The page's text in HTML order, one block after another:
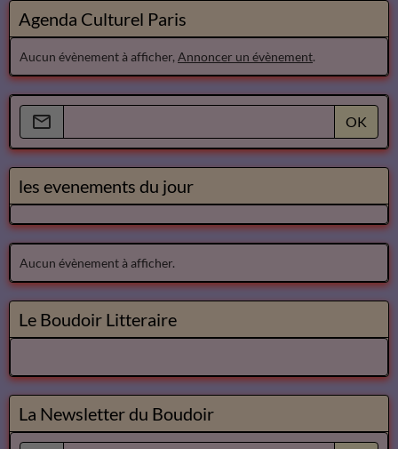
Agenda Culturel Paris
Aucun évènement à afficher,Annoncer un évènement.
OK
les evenements du jour
Aucun évènement à afficher.
Le Boudoir Litteraire
La Newsletter du Boudoir